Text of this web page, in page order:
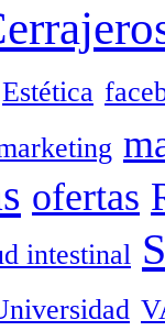
Estética
ofertas
intestinal